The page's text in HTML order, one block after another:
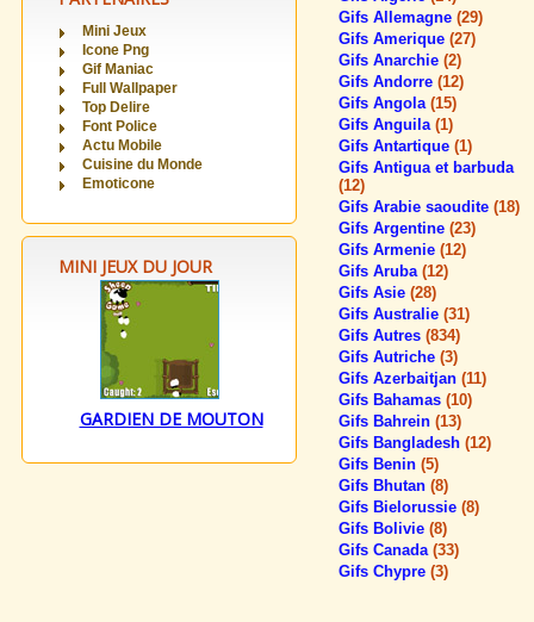
Mini Jeux
Icone Png
Gif Maniac
Full Wallpaper
Top Delire
Font Police
Actu Mobile
Cuisine du Monde
Emoticone
MINI JEUX DU JOUR
GARDIEN DE MOUTON
Gifs Allemagne (29)
Gifs Amerique (27)
Gifs Anarchie (2)
Gifs Andorre (12)
Gifs Angola (15)
Gifs Anguila (1)
Gifs Antartique (1)
Gifs Antigua et barbuda
(12)
Gifs Arabie saoudite (18)
Gifs Argentine (23)
Gifs Armenie (12)
Gifs Aruba (12)
Gifs Asie (28)
Gifs Australie (31)
Gifs Autres (834)
Gifs Autriche (3)
Gifs Azerbaitjan (11)
Gifs Bahamas (10)
Gifs Bahrein (13)
Gifs Bangladesh (12)
Gifs Benin (5)
Gifs Bhutan (8)
Gifs Bielorussie (8)
Gifs Bolivie (8)
Gifs Canada (33)
Gifs Chypre (3)